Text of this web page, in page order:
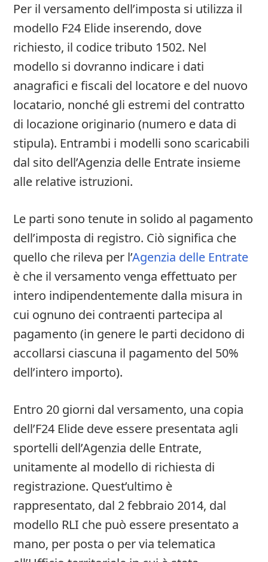
Per il versamento dell’imposta si utilizza il
modello F24 Elide inserendo, dove
richiesto, il codice tributo 1502. Nel
modello si dovranno indicare i dati
anagrafici e fiscali del locatore e del nuovo
locatario, nonché gli estremi del contratto
di locazione originario (numero e data di
stipula). Entrambi i modelli sono scaricabili
dal sito dell’Agenzia delle Entrate insieme
alle relative istruzioni.
Le parti sono tenute in solido al pagamento
dell’imposta di registro. Ciò significa che
quello che rileva per l’Agenzia delle Entrate
è che il versamento venga effettuato per
intero indipendentemente dalla misura in
cui ognuno dei contraenti partecipa al
pagamento (in genere le parti decidono di
accollarsi ciascuna il pagamento del 50%
dell’intero importo).
Entro 20 giorni dal versamento, una copia
dell’F24 Elide deve essere presentata agli
sportelli dell’Agenzia delle Entrate,
unitamente al modello di richiesta di
registrazione. Quest’ultimo è
rappresentato, dal 2 febbraio 2014, dal
modello RLI che può essere presentato a
mano, per posta o per via telematica